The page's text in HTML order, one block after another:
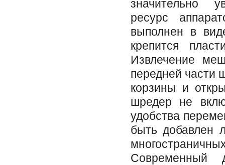
значительно
ресурс
выполнен в
крепится
Извлечение
передней части
корзины и
шредер не
удобства
быть добавлен
Современный